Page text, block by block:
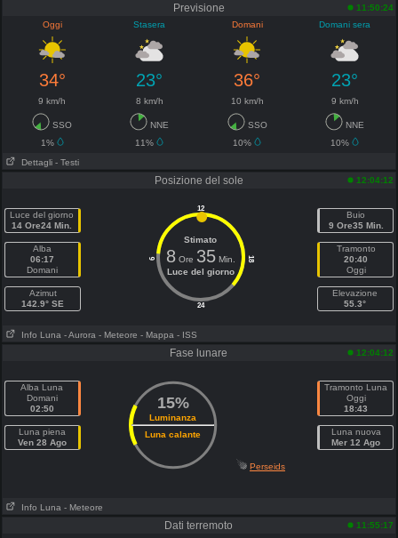
Previsione
11:50:24
Oggi
Stasera Domani Domani sera
34° 23° 36° 23°
9 km/h 8 km/h 10 km/h 9 km/h
SSO NNE SSO
NNE
1%
11% 10%
10%
Dettagli - Testi
Posizione del sole 12:04:12
Luce del giorno
14 Ore24 Min.
Alba
06:17
Domani
Azimut
142.9° SE
12
24
6 18
Stimato
8Ore 35Min.
Luce del giorno
Buio
9 Ore35 Min.
Tramonto
20:40
Oggi
Elevazione
55.3°
Info Luna - Aurora - Meteore - Mappa - ISS
Fase lunare 12:04:12
Alba Luna
Domani
02:50
Luna piena
Ven 28 Ago
15%
Luminanza
Luna calante
Tramonto Luna
Oggi
18:43
Luna nuova
Mer 12 Ago
Perseids
Info Luna - Meteore
Dati terremoto 11:55:17